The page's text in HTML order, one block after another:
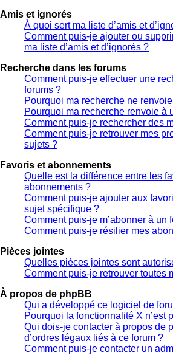
Amis et ignorés
À quoi sert ma liste d’amis et
Comment puis-je ajouter ou
ma liste d’amis et d’ignorés ?
Recherche dans les forums
Comment puis-je effectuer une
forums ?
Pourquoi ma recherche ne
Pourquoi ma recherche renvoie à
Comment puis-je rechercher des
Comment puis-je retrouver mes
sujets ?
Favoris et abonnements
Quelle est la différence entre les
abonnements ?
Comment puis-je ajouter aux
sujet spécifique ?
Comment puis-je m’abonner à un
Comment puis-je résilier mes
Pièces jointes
Quelles pièces jointes sont
Comment puis-je retrouver toutes
À propos de phpBB
Qui a développé ce logiciel de
Pourquoi la fonctionnalité X n’est
Qui dois-je contacter à propos de
d’ordres légaux liés à ce forum ?
Comment puis-je contacter un